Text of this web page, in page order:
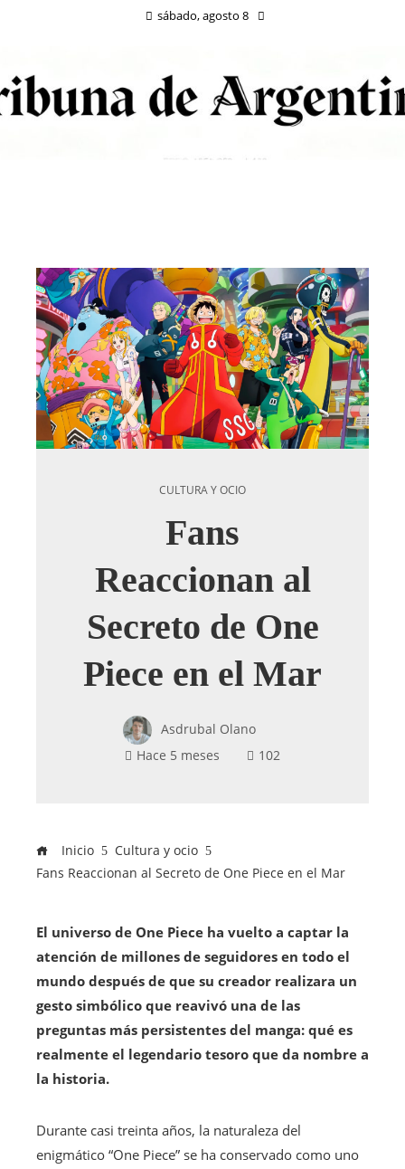
sábado, agosto 8
CULTURA Y OCIO
Fans
Reaccionan al
Secreto de One
Piece en el Mar
Asdrubal Olano
Hace 5 meses
102
Inicio
Cultura y ocio
Fans Reaccionan al Secreto de One Piece en el Mar
El universo de One Piece ha vuelto a captar la
atención de millones de seguidores en todo el
mundo después de que su creador realizara un
gesto simbólico que reavivó una de las
preguntas más persistentes del manga: qué es
realmente el legendario tesoro que da nombre a
la historia.
Durante casi treinta años, la naturaleza del
enigmático “One Piece” se ha conservado como uno